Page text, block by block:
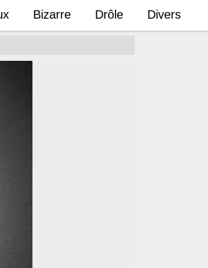
Bizarre Drôle Divers